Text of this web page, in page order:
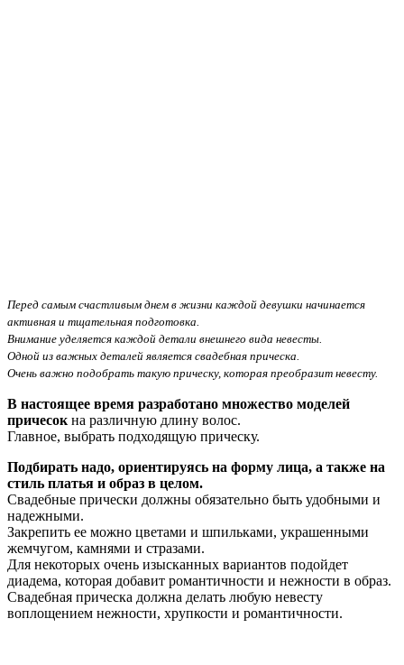
Перед самым счастливым днем в жизни каждой девушки начинается
активная и тщательная подготовка.
Внимание уделяется каждой детали внешнего вида невесты.
Одной из важных деталей является свадебная прическа.
Очень важно подобрать такую прическу, которая преобразит невесту.
В настоящее время разработано множество моделей
причесок на различную длину волос.
Главное, выбрать подходящую прическу.
Подбирать надо, ориентируясь на форму лица, а также на
стиль платья и образ в целом.
Свадебные прически должны обязательно быть удобными и
надежными.
Закрепить ее можно цветами и шпильками, украшенными
жемчугом, камнями и стразами.
Для некоторых очень изысканных вариантов подойдет
диадема, которая добавит романтичности и нежности в образ.
Свадебная прическа должна делать любую невесту
воплощением нежности, хрупкости и романтичности.